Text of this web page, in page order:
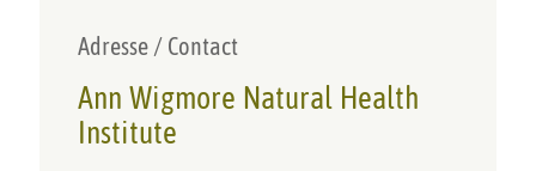
Adresse / Contact
Ann Wigmore Natural Health
Institute